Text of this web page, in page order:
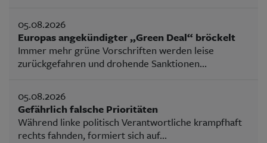
05.08.2026
Europas angekündigter „Green Deal“ bröckelt
Immer mehr grüne Vorschriften werden leise
zurückgefahren und drohende Sanktionen...
05.08.2026
Gefährlich falsche Prioritäten
Während linke politisch Verantwortliche krampfhaft
rechts fahnden, formiert sich auf...